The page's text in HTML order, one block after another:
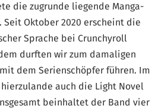
die zugrunde liegende Manga-
Seit Oktober 2020 erscheint die
Sprache bei Crunchyroll
durften wir zum damaligen
mit dem Serienschöpfer führen. Im
auch die Light Novel
beinhaltet der Band vier